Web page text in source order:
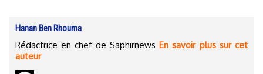
Hanan Ben Rhouma
Rédactrice en chef de SaphirnewsEn savoir plus sur cet
auteur